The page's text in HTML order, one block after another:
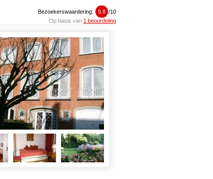
Bezoekerswaardering: 9.8 /10
Op basis van 1 beoordeling